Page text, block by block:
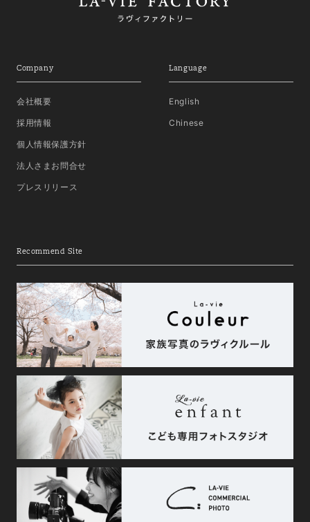
Company
会社概要
採用情報
個人情報保護方針
法人さまお問合せ
プレスリリース
Language
English
Chinese
Recommend Site